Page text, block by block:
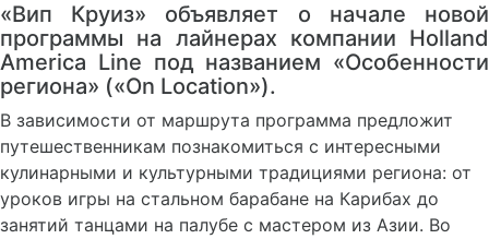
«Вип Круиз» объявляет о начале новой
программы на лайнерах компании Holland
America Line под названием «Особенности
региона» («On Location»).
В зависимости от маршрута программа предложит
путешественникам познакомиться с интересными
кулинарными и культурными традициями региона: от
уроков игры на стальном барабане на Карибах до
занятий танцами на палубе с мастером из Азии. Во